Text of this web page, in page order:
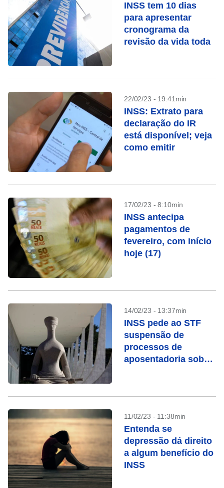
INSS tem 10 dias
para apresentar
cronograma da
revisão da vida toda
22/02/23 - 19:41min
INSS: Extrato para
declaração do IR
está disponível; veja
como emitir
17/02/23 - 8:10min
INSS antecipa
pagamentos de
fevereiro, com início
hoje (17)
14/02/23 - 13:37min
INSS pede ao STF
suspensão de
processos de
aposentadoria sob
11/02/23 - 11:38min
Entenda se
depressão dá direito
a algum benefício do
INSS